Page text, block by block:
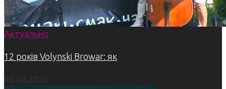
Актуально
12 років Volynski Browar: як